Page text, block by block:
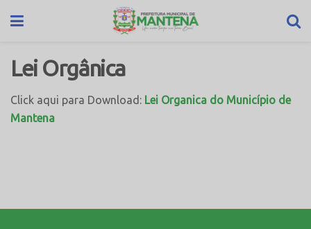
Lei Orgânica
Click aqui para Download: Lei Organica do Município de
Mantena